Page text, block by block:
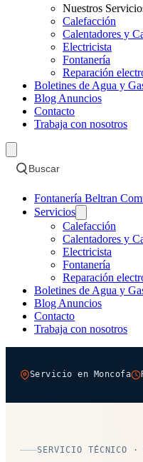
Nuestros
Calefacción
Calentadores y
Electricista
Fontanería
Reparación
Boletines de Agua y
Blog Anuncios
Contacto
Trabaja con nosotros
Buscar
Fontanería Beltran
Servicios
Calefacción
Calentadores y
Electricista
Fontanería
Reparación
Boletines de Agua y
Blog Anuncios
Contacto
Trabaja con nosotros
Servicio en Moncofa
SERVICIO TÉCNICO ·